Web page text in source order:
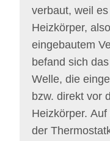
verbaut, weil
Heizkörper,
eingebautem
befand sich
Welle, die
bzw. direkt vor
Heizkörper.
der